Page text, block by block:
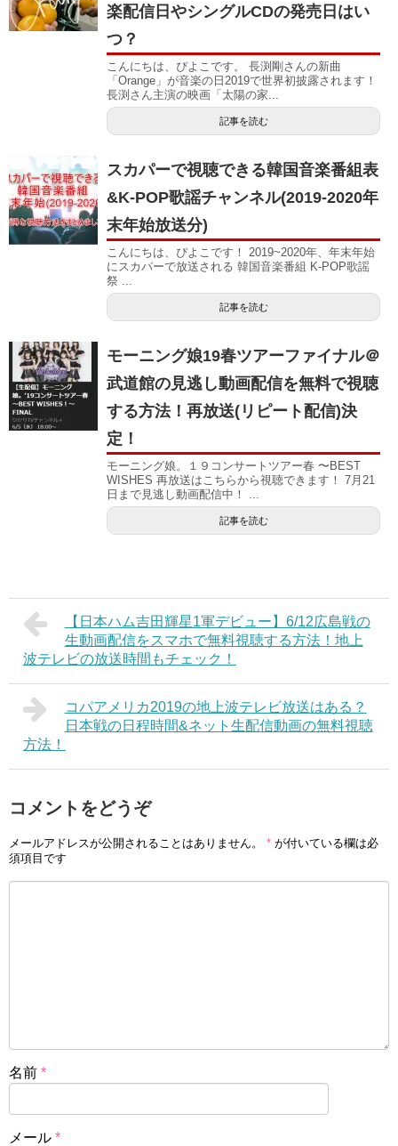
楽配信日やシングルCDの発売日はい
つ？
こんにちは、ぴよこです。 長渕剛さんの新曲
「Orange」が音楽の日2019で世界初披露されます！
長渕さん主演の映画「太陽の家...
記事を読む
スカパーで視聴できる韓国音楽番組表
&K-POP歌謡チャンネル(2019-2020年
末年始放送分)
こんにちは、ぴよこです！ 2019~2020年、年末年始
にスカパーで放送される 韓国音楽番組 K-POP歌謡
祭 ...
記事を読む
モーニング娘19春ツアーファイナル＠
武道館の見逃し動画配信を無料で視聴
する方法！再放送(リピート配信)決
定！
モーニング娘。１９コンサートツアー春 〜BEST
WISHES 再放送はこちらから視聴できます！ 7月21
日まで見逃し動画配信中！ ...
記事を読む
【日本ハム吉田輝星1軍デビュー】6/12広島戦の
生動画配信をスマホで無料視聴する方法！地上
波テレビの放送時間もチェック！
コパアメリカ2019の地上波テレビ放送はある？
日本戦の日程時間&ネット生配信動画の無料視聴
方法！
コメントをどうぞ
メールアドレスが公開されることはありません。 * が付いている欄は必
須項目です
名前 *
メール *